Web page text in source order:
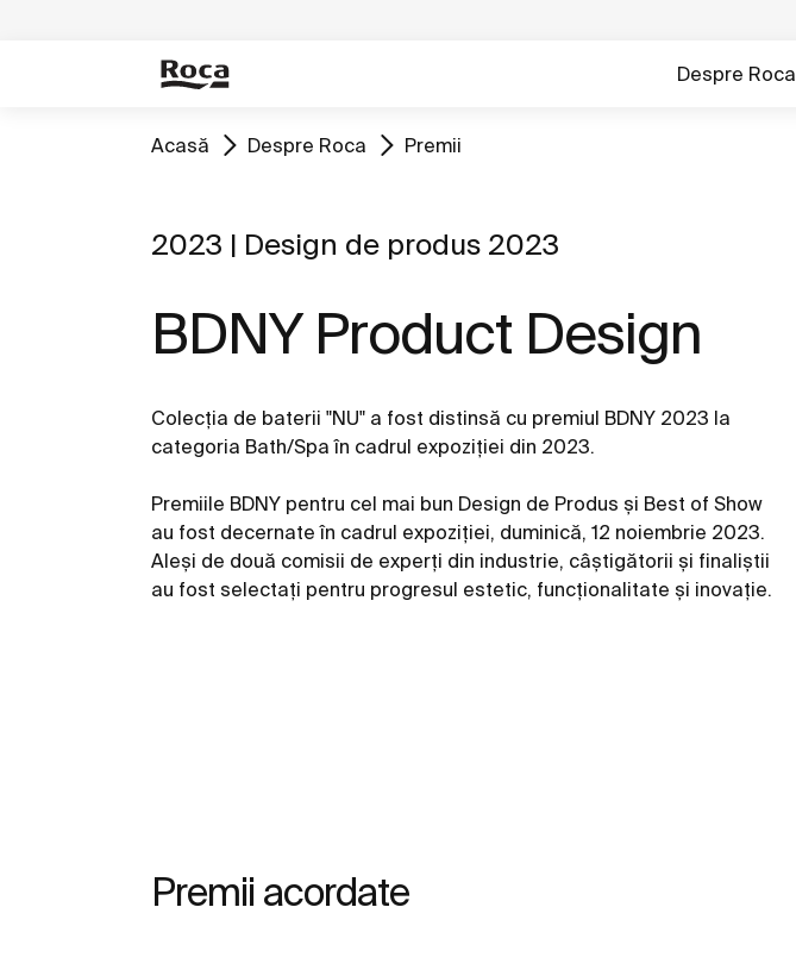
Despre Roca
Acasă Despre Roca Premii
2023 | Design de produs 2023
BDNY Product Design
Colecția de baterii "NU" a fost distinsă cu premiul BDNY 2023 la
categoria Bath/Spa în cadrul expoziției din 2023.
Premiile BDNY pentru cel mai bun Design de Produs și Best of Show
au fost decernate în cadrul expoziției, duminică, 12 noiembrie 2023.
Aleși de două comisii de experți din industrie, câștigătorii și finaliștii
au fost selectați pentru progresul estetic, funcționalitate și inovație.
Premii acordate